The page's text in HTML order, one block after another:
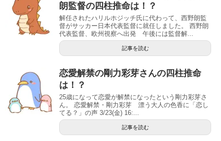
朗監督の四柱推命は！？
解任されたハリルホジッチ氏に代わって、西野朗監
督がサッカー日本代表監督に就任しました。 西野朗
代表監督、欧州視察へ出発 午後には監督解...
記事を読む
恋愛解禁の剛力彩芽さんの四柱推命
は！？
25歳になって恋愛が解禁になったという剛力彩芽さ
ん。 恋愛解禁・剛力彩芽 漂う大人の色香に「恋し
てる？」の声 3/23(金) 16:...
記事を読む